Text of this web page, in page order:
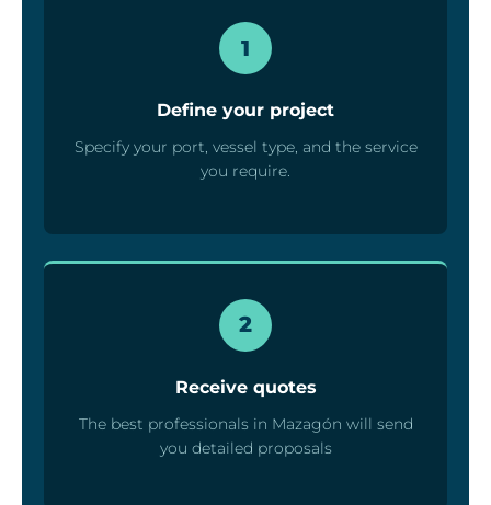
1
Define your project
Specify your port, vessel type, and the service
you require.
2
Receive quotes
The best professionals in Mazagón will send
you detailed proposals